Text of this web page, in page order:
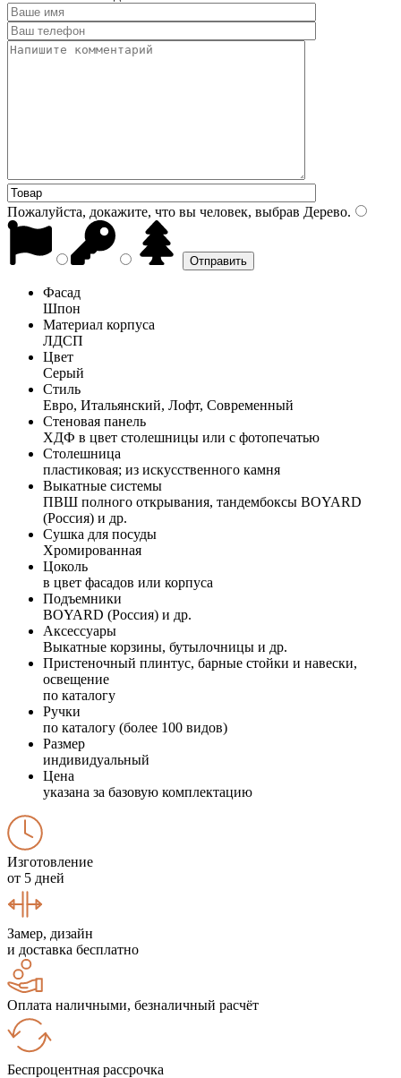
Пожалуйста, докажите, что вы человек, выбрав Дерево.
Фасад
Шпон
Материал корпуса
ЛДСП
Цвет
Серый
Стиль
Евро, Итальянский, Лофт, Современный
Стеновая панель
ХДФ в цвет столешницы или с фотопечатью
Столешница
пластиковая; из искусственного камня
Выкатные системы
ПВШ полного открывания, тандембоксы BOYARD
(Россия) и др.
Сушка для посуды
Хромированная
Цоколь
в цвет фасадов или корпуса
Подъемники
BOYARD (Россия) и др.
Аксессуары
Выкатные корзины, бутылочницы и др.
Пристеночный плинтус, барные стойки и навески,
освещение
по каталогу
Ручки
по каталогу (более 100 видов)
Размер
индивидуальный
Цена
указана за базовую комплектацию
Изготовление
от 5 дней
Замер, дизайн
и доставка бесплатно
Оплата наличными, безналичный расчёт
Беспроцентная рассрочка